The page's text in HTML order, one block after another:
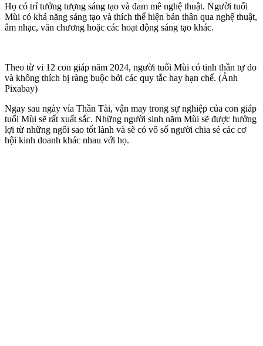
Họ có trí tưởng tượng sáng tạo và đam mê nghệ thuật. Người tuổi
Mùi có khả năng sáng tạo và thích thể hiện bản thân qua nghệ thuật,
âm nhạc, văn chương hoặc các hoạt động sáng tạo khác.
Theo từ vi 12 con giáp năm 2024, người tuổi Mùi có tinh thần tự do
và không thích bị ràng buộc bởi các quy tắc hay hạn chế. (Ảnh
Pixabay)
Ngay sau ngày vía Thần Tài, vận may trong sự nghiệp của con giáp
tuổi Mùi sẽ rất xuất sắc. Những người sinh năm Mùi sẽ được hưởng
lợi từ những ngôi sao tốt lành và sẽ có vô số người chia sẻ các cơ
hội kinh doanh khác nhau với họ.